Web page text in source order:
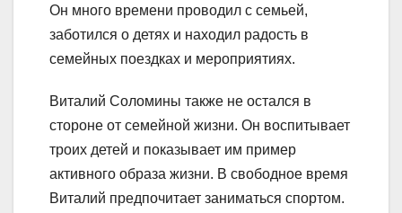
Он много времени проводил с семьей,
заботился о детях и находил радость в
семейных поездках и мероприятиях.
Виталий Соломины также не остался в
стороне от семейной жизни. Он воспитывает
троих детей и показывает им пример
активного образа жизни. В свободное время
Виталий предпочитает заниматься спортом.